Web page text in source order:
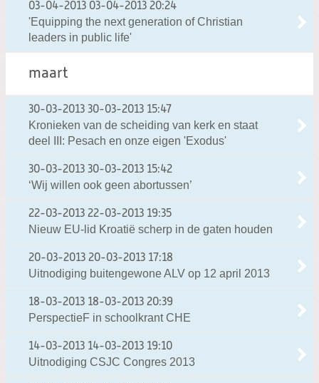
03-04-2013 03-04-2013 20:24
'Equipping the next generation of Christian
leaders in public life'
maart
30-03-2013 30-03-2013 15:47
Kronieken van de scheiding van kerk en staat
deel III: Pesach en onze eigen 'Exodus'
30-03-2013 30-03-2013 15:42
‘Wij willen ook geen abortussen’
22-03-2013 22-03-2013 19:35
Nieuw EU-lid Kroatië scherp in de gaten houden
20-03-2013 20-03-2013 17:18
Uitnodiging buitengewone ALV op 12 april 2013
18-03-2013 18-03-2013 20:39
PerspectieF in schoolkrant CHE
14-03-2013 14-03-2013 19:10
Uitnodiging CSJC Congres 2013